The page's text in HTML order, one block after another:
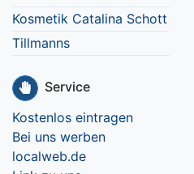
Kosmetik Catalina Schott
Tillmanns
Service
Kostenlos eintragen
Bei uns werben
localweb.de